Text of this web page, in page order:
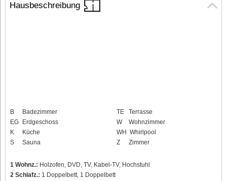
Hausbeschreibung
B
Badezimmer
EG
Erdgeschoss
K
Küche
S
Sauna
TE
Terrasse
W
Wohnzimmer
WH Whirlpool
Z
Zimmer
1 Wohnz.: Holzofen, DVD, TV, Kabel-TV, Hochstuhl
2 Schlafz.: 1 Doppelbett, 1 Doppelbett